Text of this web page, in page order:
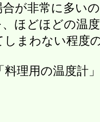
が非常に多い
ほどほどの温
まわない程度
理用の温度計